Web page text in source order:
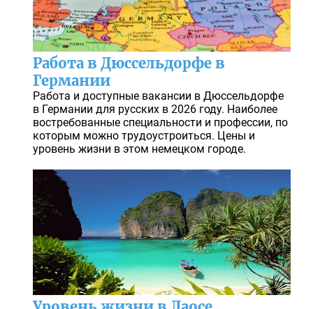
Работа в Дюссельдорфе в
Германии
Работа и доступные вакансии в Дюссельдорфе
в Германии для русских в 2026 году. Наиболее
востребованные специальности и профессии, по
которым можно трудоустроиться. Цены и
уровень жизни в этом немецком городе.